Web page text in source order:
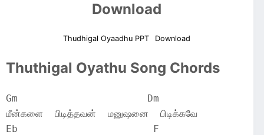
Download
Thudhigal Oyaadhu PPT Download
Thuthigal Oyathu Song Chords
Gm		        Dm
மீன்களை  பிடித்தவன்  மனுஷனை  பிடிக்கவே
Eb		         F